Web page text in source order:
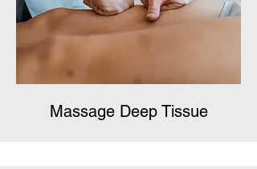
Massage Deep Tissue